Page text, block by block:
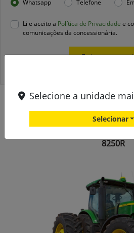
Whatsapp Telefone
Li e aceito a Política de Privacidade e
comunicações da concessionária.
Entrar em
8250R
Selecione a unidade
Selecionar